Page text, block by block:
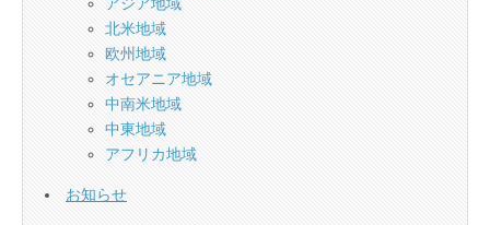
アジア地域
北米地域
欧州地域
オセアニア地域
中南米地域
中東地域
アフリカ地域
お知らせ